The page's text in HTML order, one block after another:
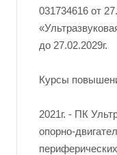
031734616 от
до 27.02.2029г.
Курсы
2021г. - ПК
опорно-